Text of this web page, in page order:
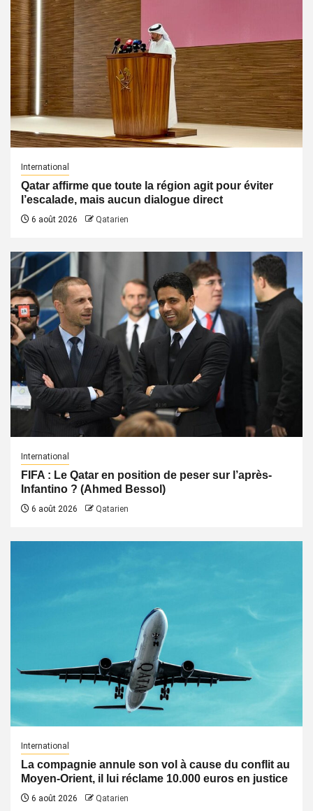
International
Qatar affirme que toute la région agit pour éviter
l’escalade, mais aucun dialogue direct
6 août 2026 Qatarien
International
FIFA : Le Qatar en position de peser sur l’après-
Infantino ? (Ahmed Bessol)
6 août 2026 Qatarien
International
La compagnie annule son vol à cause du conflit au
Moyen-Orient, il lui réclame 10.000 euros en justice
6 août 2026 Qatarien